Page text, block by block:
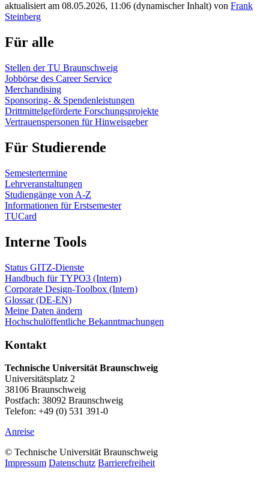
aktualisiert am 08.05.2026, 11:06 (dynamischer Inhalt) von Frank
Steinberg
Für alle
Stellen der TU Braunschweig
Jobbörse des Career Service
Merchandising
Sponsoring- & Spendenleistungen
Drittmittelgeförderte Forschungsprojekte
Vertrauenspersonen für Hinweisgeber
Für Studierende
Semestertermine
Lehrveranstaltungen
Studiengänge von A-Z
Informationen für Erstsemester
TUCard
Interne Tools
Status GITZ-Dienste
Handbuch für TYPO3 (Intern)
Corporate Design-Toolbox (Intern)
Glossar (DE-EN)
Meine Daten ändern
Hochschulöffentliche Bekanntmachungen
Kontakt
Technische Universität Braunschweig
Universitätsplatz 2
38106 Braunschweig
Postfach: 38092 Braunschweig
Telefon: +49 (0) 531 391-0
Anreise
© Technische Universität Braunschweig
Impressum Datenschutz Barrierefreiheit